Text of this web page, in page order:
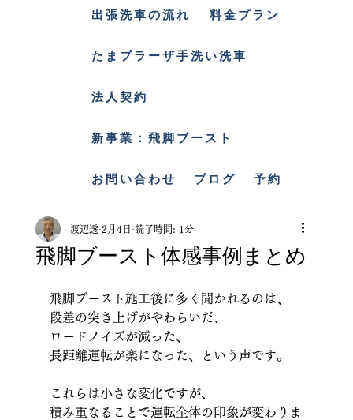
出張洗車の流れ 料金プラン
たまプラーザ手洗い洗車
法人契約
新事業：飛脚ブースト
お問い合わせ ブログ 予約
飛脚ブースト体感事例まとめ
渡辺透 2月4日 読了時間: 1分
飛脚ブースト施工後に多く聞かれるのは、
段差の突き上げがやわらいだ、
ロードノイズが減った、
長距離運転が楽になった、という声です。
これらは小さな変化ですが、
積み重なることで運転全体の印象が変わりま